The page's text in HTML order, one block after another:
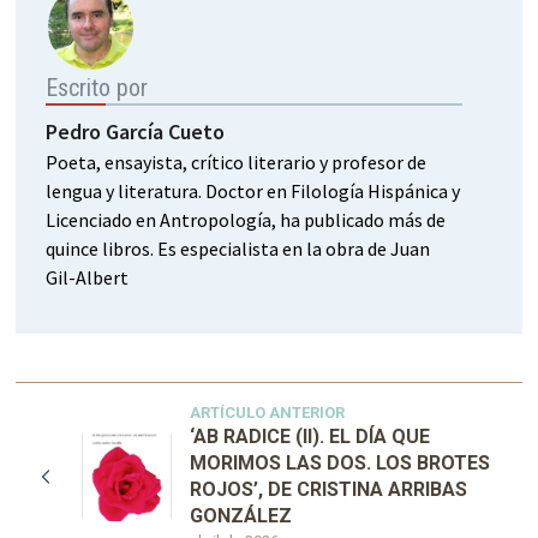
Escrito por
Pedro García Cueto
Poeta, ensayista, crítico literario y profesor de
lengua y literatura. Doctor en Filología Hispánica y
Licenciado en Antropología, ha publicado más de
quince libros. Es especialista en la obra de Juan
Gil-Albert
ARTÍCULO ANTERIOR
‘AB RADICE (II). EL DÍA QUE
MORIMOS LAS DOS. LOS BROTES
ROJOS’, DE CRISTINA ARRIBAS
GONZÁLEZ